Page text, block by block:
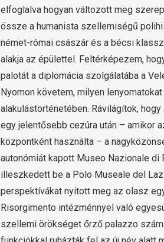
elfoglalva hogyan változott meg
össze a humanista szellemiségű
német-római császár és a bécsi
alakja az épülettel. Feltérképezem,
palotát a diplomácia szolgálatába a
Nyomon követem, milyen
alakulástörténetében. Rávilágítok,
egy jelentősebb cezúra után – amikor
központként használta – a
autonómiát kapott Museo Nazionale
illeszkedett be a Polo Museale del
perspektívákat nyitott meg az olasz
Risorgimento intézménnyel való
szellemi örökséget őrző palazzo